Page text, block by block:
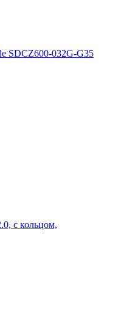
SDCZ600-032G-G35
с кольцом,